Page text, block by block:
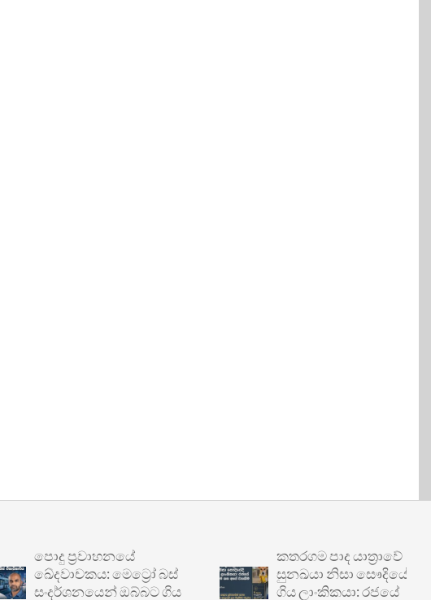
පොදු ප්‍රවාහනයේ
ඛේදවාචකය: මෙට්‍රෝ බස්
සංදර්ශනයෙන් ඔබ්බට ගිය
කතරගම පාද යාත්‍රාවේ
සුනඛයා නිසා සෞදියේදී හිරේ
ගිය ලාංකිකයා: රජයේ